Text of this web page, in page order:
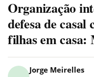
Organização
defesa de
filhas em casa:
Jorge Meirelles